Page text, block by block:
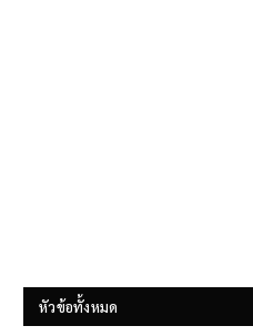
หัวข้อทั้งหมด